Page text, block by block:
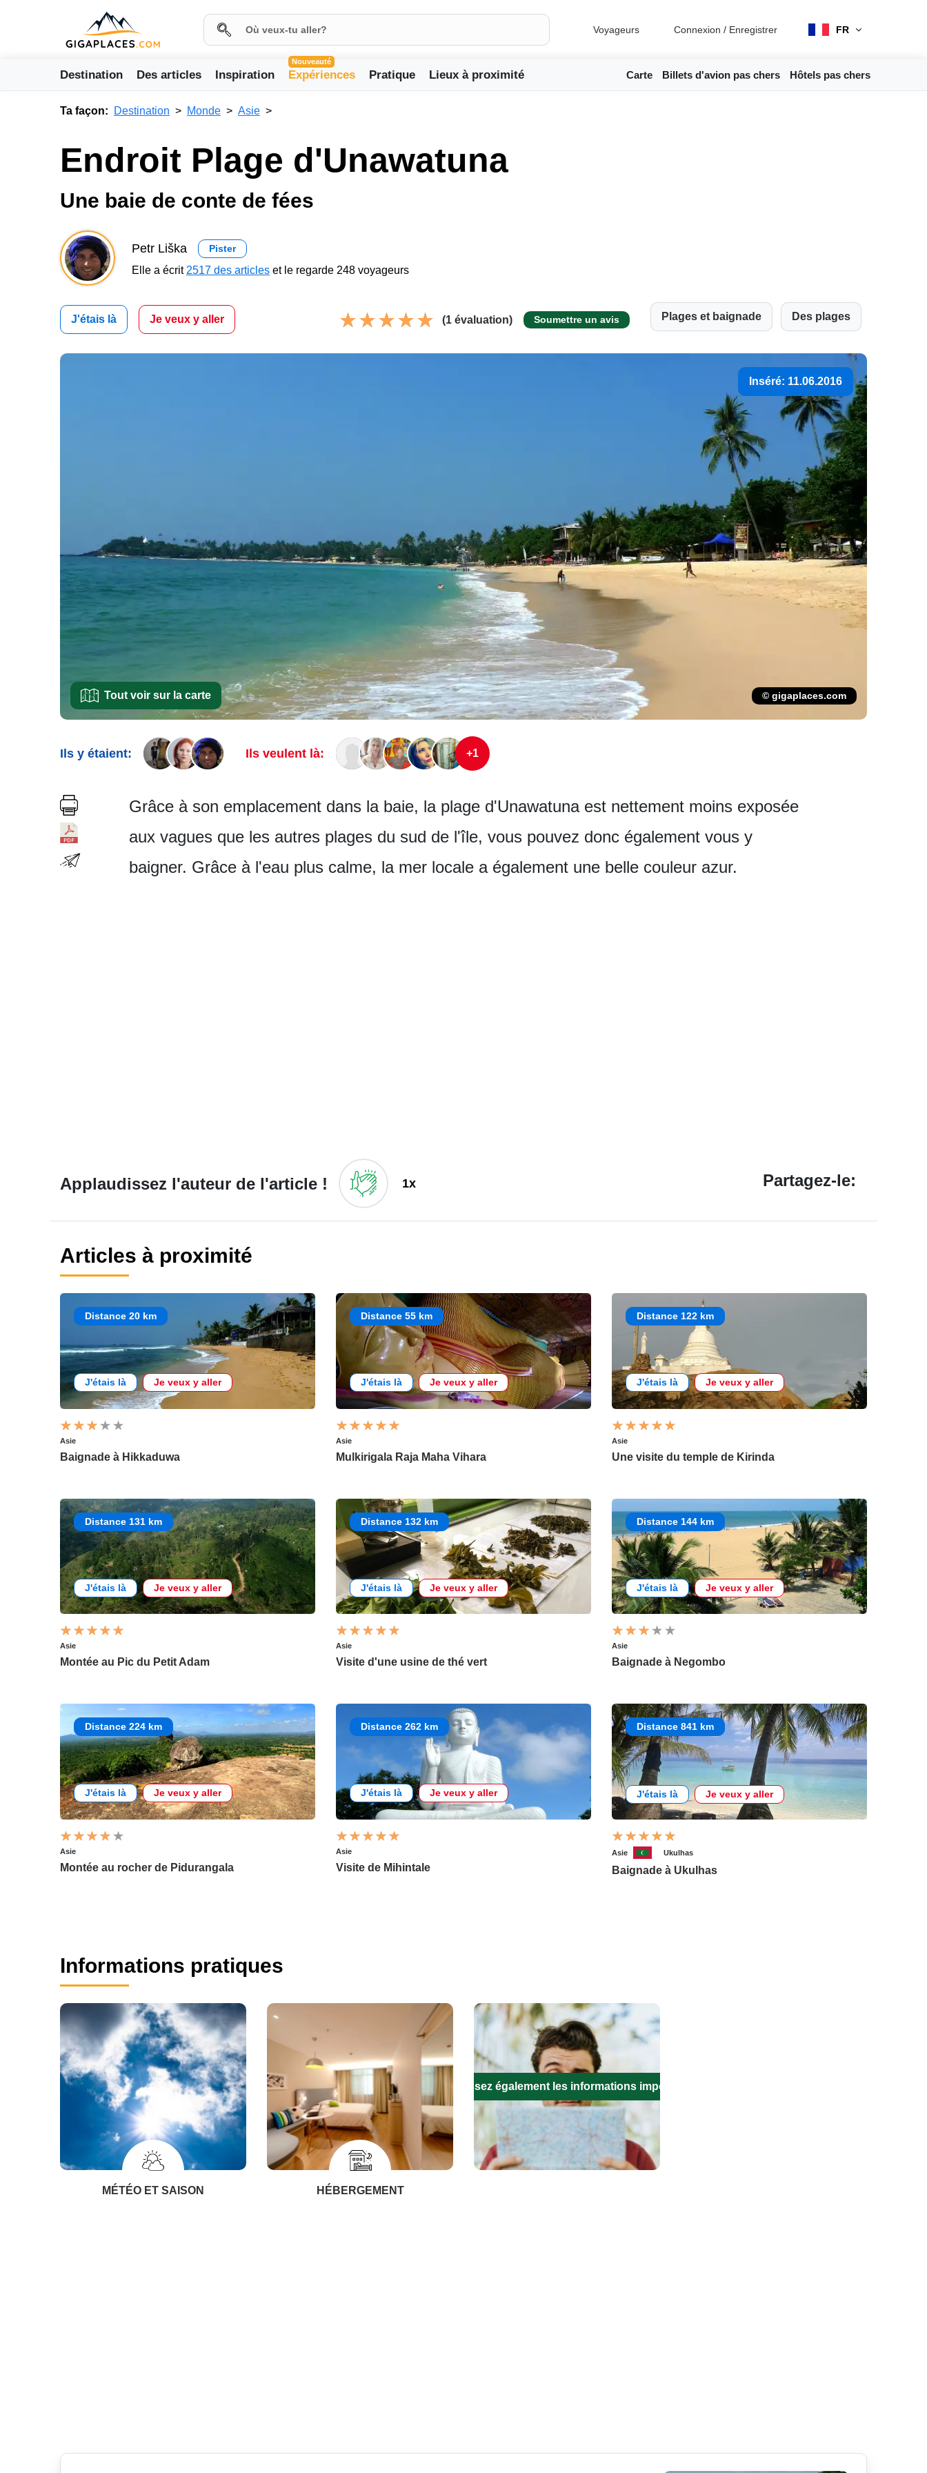
Voyageurs Connexion / Enregistrer FR
Destination Des articles Inspiration
Nouveauté
Expériences Pratique Lieux à proximité Carte Billets d'avion pas chers Hôtels pas chers
Ta façon: Destination Monde Asie
Endroit Plage d'Unawatuna
Une baie de conte de fées
Petr Liška Pister
Elle a écrit 2517 des articles et le regarde 248 voyageurs
J'étais là Je veux y aller (1 évaluation) Soumettre un avis Plages et baignade Des plages
Inséré: 11.06.2016
Tout voir sur la carte © gigaplaces.com
Ils y étaient: Ils veulent là: +1
Grâce à son emplacement dans la baie, la plage d'Unawatuna est nettement moins exposée
aux vagues que les autres plages du sud de l'île, vous pouvez donc également vous y
baigner. Grâce à l'eau plus calme, la mer locale a également une belle couleur azur.
Applaudissez l'auteur de l'article ! 1x Partagez-le:
Articles à proximité
Distance 20 km
J'étais là Je veux y aller
Asie
Baignade à Hikkaduwa
Distance 55 km
J'étais là Je veux y aller
Asie
Mulkirigala Raja Maha Vihara
Distance 122 km
J'étais là Je veux y aller
Asie
Une visite du temple de Kirinda
Distance 131 km
J'étais là Je veux y aller
Asie
Montée au Pic du Petit Adam
Distance 132 km
J'étais là Je veux y aller
Asie
Visite d'une usine de thé vert
Distance 144 km
J'étais là Je veux y aller
Asie
Baignade à Negombo
Distance 224 km
J'étais là Je veux y aller
Asie
Montée au rocher de Pidurangala
Distance 262 km
J'étais là Je veux y aller
Asie
Visite de Mihintale
Distance 841 km
J'étais là Je veux y aller
Asie Ukulhas
Baignade à Ukulhas
Informations pratiques
MÉTÉO ET SAISON HÉBERGEMENT
Remplissez également les informations importantes